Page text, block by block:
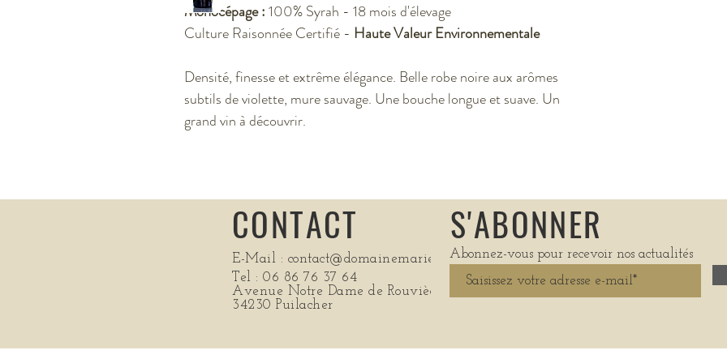
Monocépage :100% Syrah - 18 mois d'élevage
Culture Raisonnée Certifié - Haute Valeur Environnementale
Densité, finesse et extrême élégance. Belle robe noire aux arômes
subtils de violette, mure sauvage. Une bouche longue et suave. Un
grand vin à découvrir.
CONTACT
E-Mail : contact@domainemarie.com
Tel : 06 86 76 37 64
Avenue Notre Dame de Rouviège
34230 Puilacher
S'ABONNER
Abonnez-vous pour recevoir nos actualités